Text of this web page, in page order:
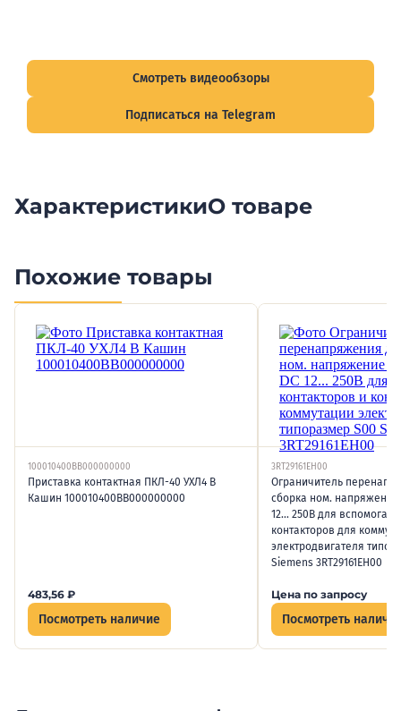
Смотреть видеообзоры
Подписаться на Telegram
ХарактеристикиО товаре
Похожие товары
100010400ВВ000000000
Приставка контактная ПКЛ-40 УХЛ4 В
Кашин 100010400ВВ000000000
483,56 ₽
Посмотреть наличие
3RT29161EH00
Ограничитель
сборка ном. напряжение
12... 250В для вспомогат.
контакторов для
электродвигателя
Siemens 3RT29161EH00
Цена по запросу
Посмотреть